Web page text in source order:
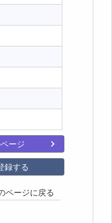
ージ
録する
ページに戻る